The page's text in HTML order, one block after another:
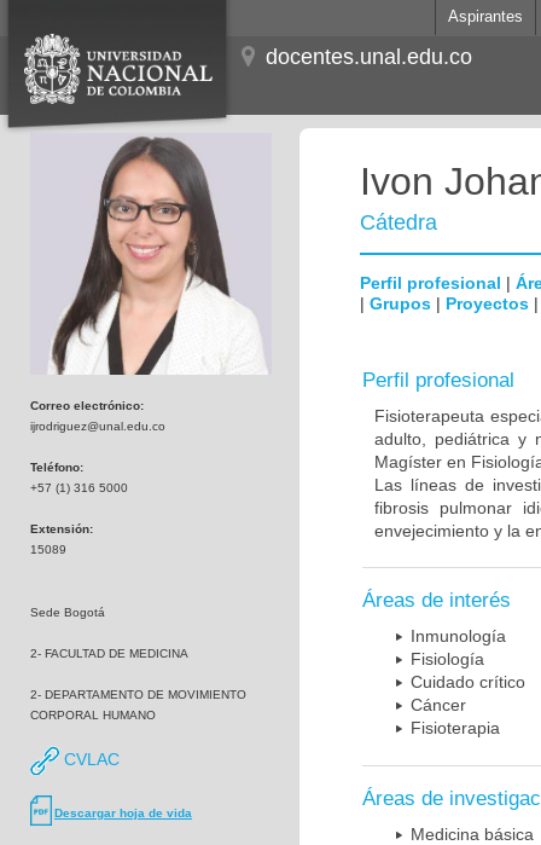
Aspirantes
docentes.unal.edu.co
Correo electrónico:
ijrodriguez@unal.edu.co
Teléfono:
+57 (1) 316 5000
Extensión:
15089
Sede Bogotá
2- FACULTAD DE MEDICINA
2- DEPARTAMENTO DE MOVIMIENTO
CORPORAL HUMANO
CVLAC
Descargar hoja de vida
Ivon
Cátedra
Perfil profesional |
| Grupos | Proyectos
Perfil profesional
Fisioterapeuta
adulto, pediátrica y
Magíster en
Las líneas de
fibrosis pulmonar
envejecimiento y la
Áreas de interés
Inmunología
Fisiología
Cuidado crítico
Cáncer
Fisioterapia
Áreas de
Medicina básica